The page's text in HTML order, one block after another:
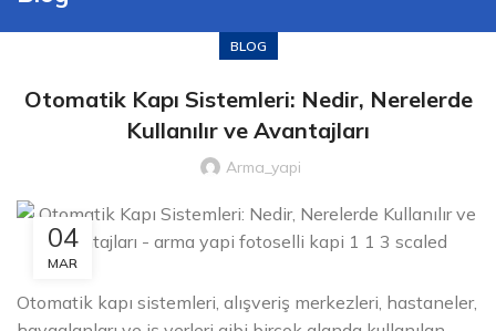
BLOG
Otomatik Kapı Sistemleri: Nedir, Nerelerde
Kullanılır ve Avantajları
Arma_yapi
04
MAR
Otomatik kapı sistemleri, alışveriş merkezleri, hastaneler,